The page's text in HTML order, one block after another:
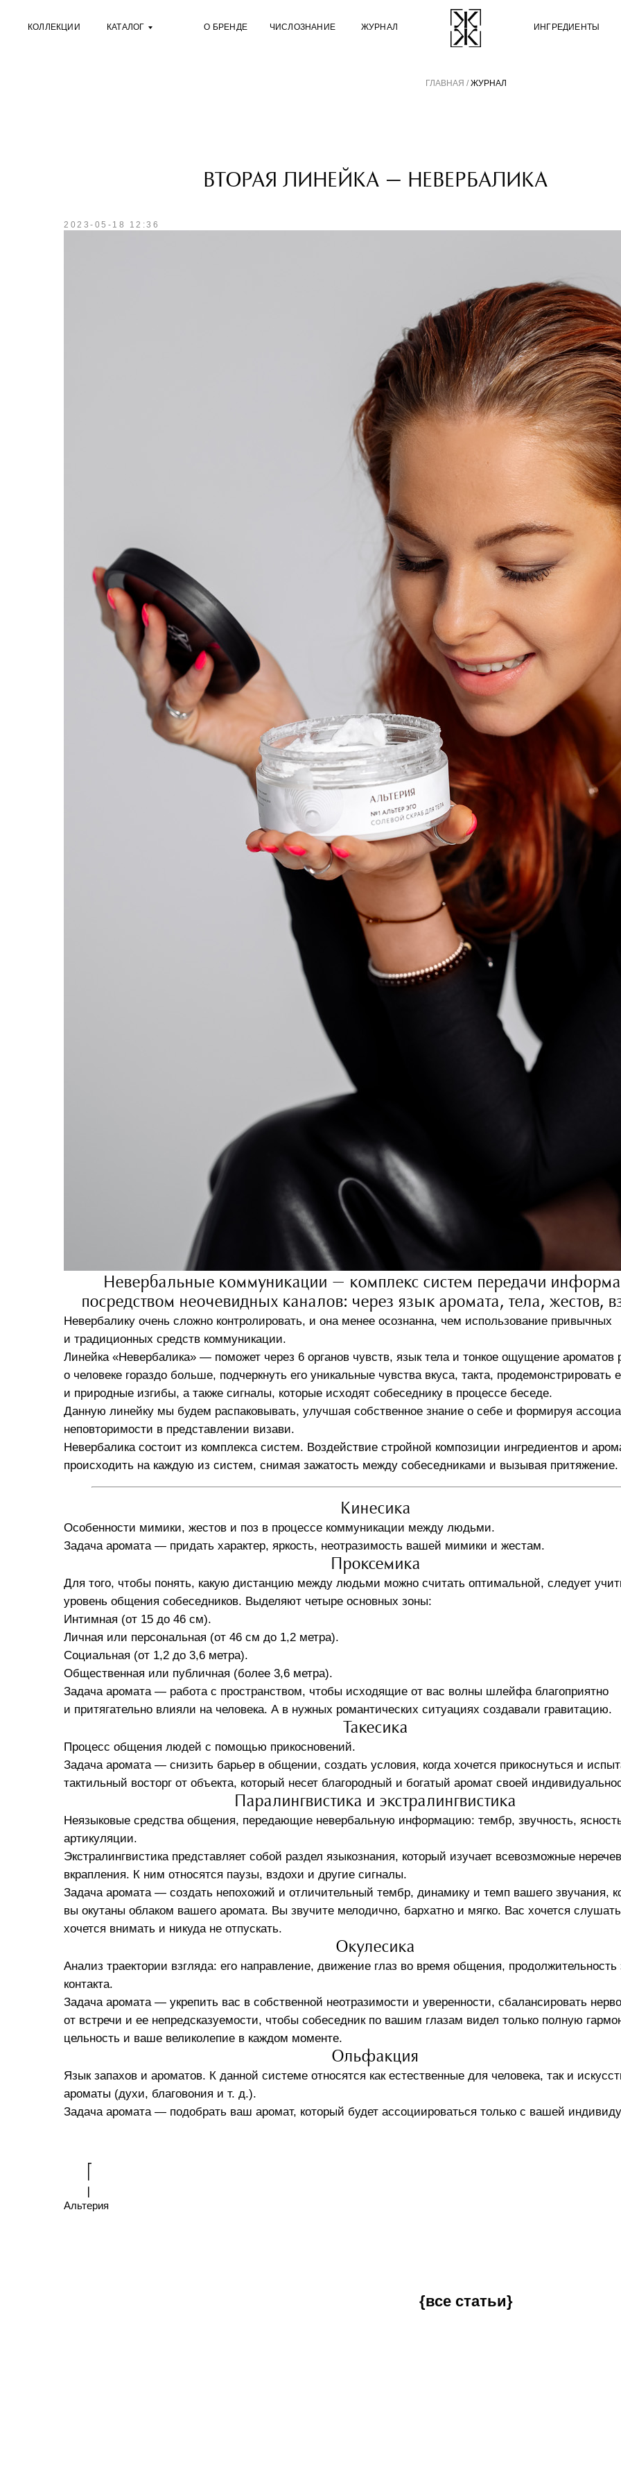
КОЛЛЕКЦИИ О БРЕНДЕ ЧИСЛОЗНАНИЕ ЖУРНАЛ ИНГРЕДИЕНТЫ
КАТАЛОГ
ГЛАВНАЯ / ЖУРНАЛ
ВТОРАЯ ЛИНЕЙКА — НЕВЕРБАЛИКА
2023-05-18 12:36
Невербальные коммуникации — комплекс систем передачи
посредством неочевидных каналов: через язык аромата, тела, жестов,
Невербалику очень сложно контролировать, и она менее осознанна, чем использование привычных
и традиционных средств коммуникации.
Линейка «Невербалика» — поможет через 6 органов чувств, язык тела и тонкое ощущение ароматов
о человеке гораздо больше, подчеркнуть его уникальные чувства вкуса, такта, продемонстрировать
и природные изгибы, а также сигналы, которые исходят собеседнику в процессе беседе.
Данную линейку мы будем распаковывать, улучшая собственное знание о себе и формируя
неповторимости в представлении визави.
Невербалика состоит из комплекса систем. Воздействие стройной композиции ингредиентов и
происходить на каждую из систем, снимая зажатость между собеседниками и вызывая притяжение.
Кинесика
Особенности мимики, жестов и поз в процессе коммуникации между людьми.
Задача аромата — придать характер, яркость, неотразимость вашей мимики и жестам.
Проксемика
Для того, чтобы понять, какую дистанцию между людьми можно считать оптимальной, следует
уровень общения собеседников. Выделяют четыре основных зоны:
Интимная (от 15 до 46 см).
Личная или персональная (от 46 см до 1,2 метра).
Социальная (от 1,2 до 3,6 метра).
Общественная или публичная (более 3,6 метра).
Задача аромата — работа с пространством, чтобы исходящие от вас волны шлейфа благоприятно
и притягательно влияли на человека. А в нужных романтических ситуациях создавали гравитацию.
Такесика
Процесс общения людей с помощью прикосновений.
Задача аромата — снизить барьер в общении, создать условия, когда хочется прикоснуться и
тактильный восторг от объекта, который несет благородный и богатый аромат своей
Паралингвистика и экстралингвистика
Неязыковые средства общения, передающие невербальную информацию: тембр, звучность,
артикуляции.
Экстралингвистика представляет собой раздел языкознания, который изучает всевозможные
вкрапления. К ним относятся паузы, вздохи и другие сигналы.
Задача аромата — создать непохожий и отличительный тембр, динамику и темп вашего звучания,
вы окутаны облаком вашего аромата. Вы звучите мелодично, бархатно и мягко. Вас хочется
хочется внимать и никуда не отпускать.
Окулесика
Анализ траектории взгляда: его направление, движение глаз во время общения, продолжительность
контакта.
Задача аромата — укрепить вас в собственной неотразимости и уверенности, сбалансировать
от встречи и ее непредсказуемости, чтобы собеседник по вашим глазам видел только полную
цельность и ваше великолепие в каждом моменте.
Ольфакция
Язык запахов и ароматов. К данной системе относятся как естественные для человека, так и
ароматы (духи, благовония и т. д.).
Задача аромата — подобрать ваш аромат, который будет ассоциироваться только с вашей
Альтерия
{все статьи}